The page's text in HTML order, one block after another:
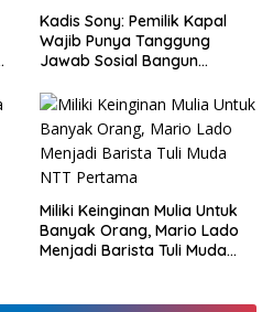
Kadis Sony: Pemilik Kapal
Wajib Punya Tanggung
Jawab Sosial Bangun
Miliki Keinginan Mulia Untuk
Banyak Orang, Mario Lado
Menjadi Barista Tuli Muda